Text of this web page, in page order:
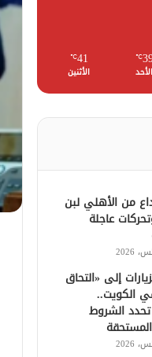
℃
الأحد
41
℃
الأثنين
من الأهلي لبن
عاجلة
إلى «التحاق
الكويت..
تحدد الشروط